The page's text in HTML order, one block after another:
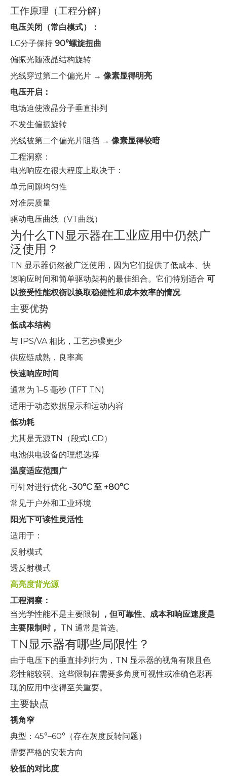
工作原理（工程分解）
电压关闭（常白模式）：
LC分子保持 90°螺旋扭曲
偏振光随液晶结构旋转
光线穿过第二个偏光片 → 像素显得明亮
电压开启：
电场迫使液晶分子垂直排列
不发生偏振旋转
光线被第二个偏光片阻挡 → 像素显得较暗
工程洞察：
电光响应在很大程度上取决于：
单元间隙均匀性
对准层质量
驱动电压曲线（VT曲线）
为什么TN显示器在工业应用中仍然广
泛使用？
TN 显示器仍然被广泛使用，因为它们提供了低成本、快
速响应时间和简单驱动架构的最佳组合。它们特别适合 可
以接受性能权衡以换取稳健性和成本效率的情况.
主要优势
低成本结构
与 IPS/VA 相比，工艺步骤更少
供应链成熟，良率高
快速响应时间
通常为 1–5 毫秒 (TFT TN)
适用于动态数据显示和运动内容
低功耗
尤其是无源TN（段式LCD）
电池供电设备的理想选择
温度适应范围广
可针对进行优化 -30°C 至 +80°C
常见于户外和工业环境
阳光下可读性灵活性
适用于：
反射模式
透反射模式
高亮度背光源
工程洞察：
当光学性能不是主要限制
，但可靠性、成本和响应速度是
主要限制时， TN 通常是首选。
TN显示器有哪些局限性？
由于电压下的垂直排列行为，TN 显示器的视角有限且色
彩性能较弱。这些限制在需要多角度可视性或准确色彩再
现的应用中变得至关重要。
主要缺点
视角窄
典型：45°–60°（存在灰度反转问题）
需要严格的安装方向
较低的对比度